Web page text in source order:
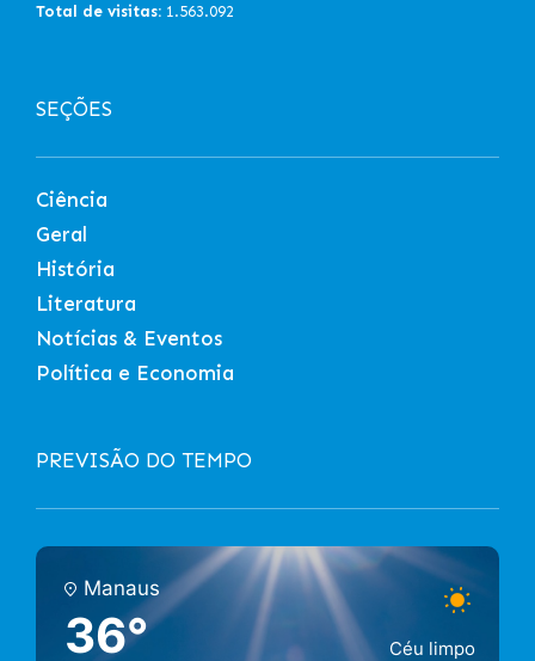
Total de visitas: 1.563.092
SEÇÕES
Ciência
Geral
História
Literatura
Notícias & Eventos
Política e Economia
PREVISÃO DO TEMPO
Manaus
36° Céu limpo